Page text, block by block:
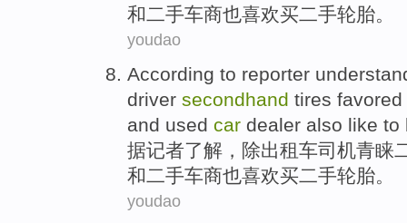
和二手车商也喜欢买二手轮胎。
youdao
According to reporter
driver secondhand tires favored
and used car dealer also like to
据记者了解 ， 除出租车司机青睐
和 二手车商也喜欢买二手轮胎。
youdao